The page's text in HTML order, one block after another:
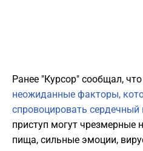
Ранее "Курсор" сообщал, что
неожиданные факторы,
спровоцировать сердечный
приступ могут чрезмерные
пища, сильные эмоции,